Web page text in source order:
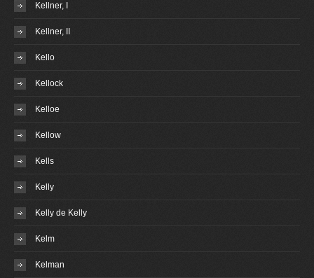
Kellner, I
Kellner, II
Kello
Kellock
Kelloe
Kellow
Kells
Kelly
Kelly de Kelly
Kelm
Kelman